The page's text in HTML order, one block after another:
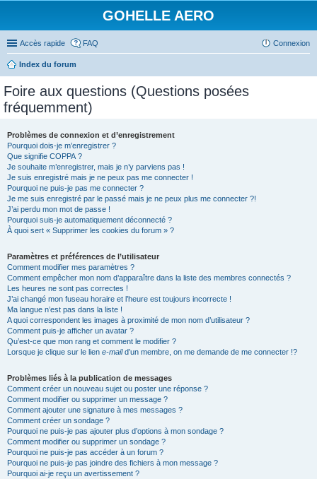
GOHELLE AERO
Accès rapide FAQ Connexion
Index du forum
Foire aux questions (Questions posées
fréquemment)
Problèmes de connexion et d’enregistrement
Pourquoi dois-je m’enregistrer ?
Que signifie COPPA ?
Je souhaite m’enregistrer, mais je n’y parviens pas !
Je suis enregistré mais je ne peux pas me connecter !
Pourquoi ne puis-je pas me connecter ?
Je me suis enregistré par le passé mais je ne peux plus me connecter ?!
J’ai perdu mon mot de passe !
Pourquoi suis-je automatiquement déconnecté ?
À quoi sert « Supprimer les cookies du forum » ?
Paramètres et préférences de l’utilisateur
Comment modifier mes paramètres ?
Comment empêcher mon nom d’apparaître dans la liste des membres connectés ?
Les heures ne sont pas correctes !
J’ai changé mon fuseau horaire et l’heure est toujours incorrecte !
Ma langue n’est pas dans la liste !
A quoi correspondent les images à proximité de mon nom d’utilisateur ?
Comment puis-je afficher un avatar ?
Qu’est-ce que mon rang et comment le modifier ?
Lorsque je clique sur le lien e-maild’un membre, on me demande de me connecter !?
Problèmes liés à la publication de messages
Comment créer un nouveau sujet ou poster une réponse ?
Comment modifier ou supprimer un message ?
Comment ajouter une signature à mes messages ?
Comment créer un sondage ?
Pourquoi ne puis-je pas ajouter plus d’options à mon sondage ?
Comment modifier ou supprimer un sondage ?
Pourquoi ne puis-je pas accéder à un forum ?
Pourquoi ne puis-je pas joindre des fichiers à mon message ?
Pourquoi ai-je reçu un avertissement ?